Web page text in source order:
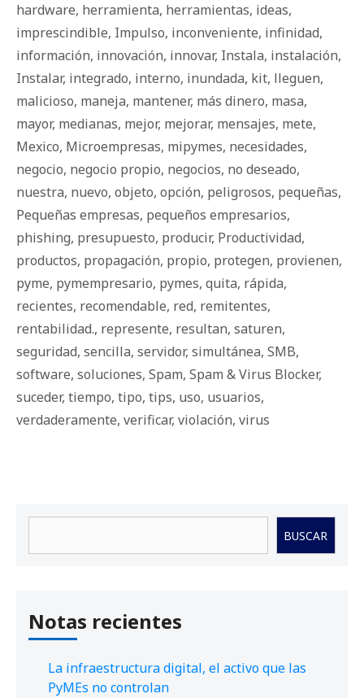
hardware, herramienta, herramientas, ideas,
imprescindible, Impulso, inconveniente, infinidad,
información, innovación, innovar, Instala, instalación,
Instalar, integrado, interno, inundada, kit, lleguen,
malicioso, maneja, mantener, más dinero, masa,
mayor, medianas, mejor, mejorar, mensajes, mete,
Mexico, Microempresas, mipymes, necesidades,
negocio, negocio propio, negocios, no deseado,
nuestra, nuevo, objeto, opción, peligrosos, pequeñas,
Pequeñas empresas, pequeños empresarios,
phishing, presupuesto, producir, Productividad,
productos, propagación, propio, protegen, provienen,
pyme, pymempresario, pymes, quita, rápida,
recientes, recomendable, red, remitentes,
rentabilidad., represente, resultan, saturen,
seguridad, sencilla, servidor, simultánea, SMB,
software, soluciones, Spam, Spam & Virus Blocker,
suceder, tiempo, tipo, tips, uso, usuarios,
verdaderamente, verificar, violación, virus
BUSCAR
Notas recientes
La infraestructura digital, el activo que las
PyMEs no controlan